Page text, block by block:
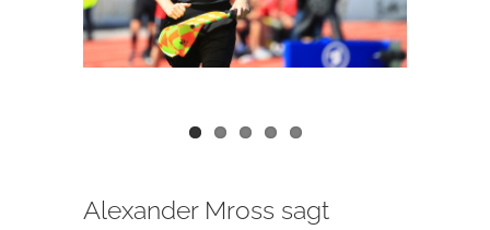
Alexander Mross sagt